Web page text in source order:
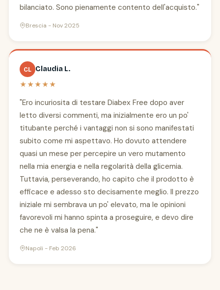
bilanciato. Sono pienamente contento dell'acquisto."
Brescia - Nov 2025
CL Claudia L.
★★★★★
"Ero incuriosita di testare Diabex Free dopo aver
letto diversi commenti, ma inizialmente ero un po'
titubante perché i vantaggi non si sono manifestati
subito come mi aspettavo. Ho dovuto attendere
quasi un mese per percepire un vero mutamento
nella mia energia e nella regolarità della glicemia.
Tuttavia, perseverando, ho capito che il prodotto è
efficace e adesso sto decisamente meglio. Il prezzo
iniziale mi sembrava un po' elevato, ma le opinioni
favorevoli mi hanno spinta a proseguire, e devo dire
che ne è valsa la pena."
Napoli - Feb 2026